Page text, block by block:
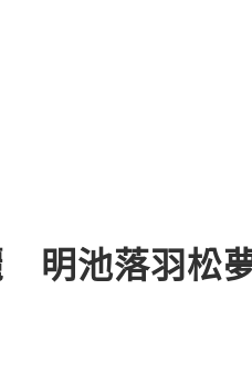
明池落羽松